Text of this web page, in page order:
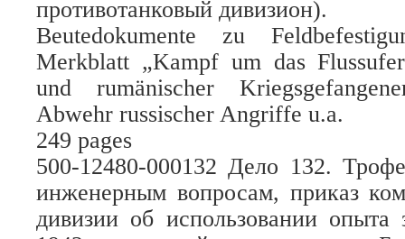
противотанковый дивизион).
Beutedokumente zu
Merkblatt „Kampf um das
und rumänischer
Abwehr russischer Angriffe u.a.
249 pages
500-12480-000132 Дело 132.
инженерным вопросам, приказ
дивизии об использовании